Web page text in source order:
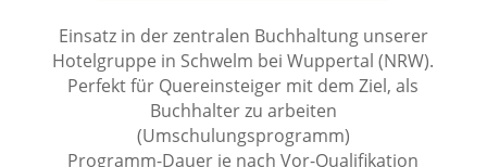
Einsatz in der zentralen Buchhaltung unserer
Hotelgruppe in Schwelm bei Wuppertal (NRW).
Perfekt für Quereinsteiger mit dem Ziel, als
Buchhalter zu arbeiten
(Umschulungsprogramm)
Programm-Dauer je nach Vor-Qualifikation